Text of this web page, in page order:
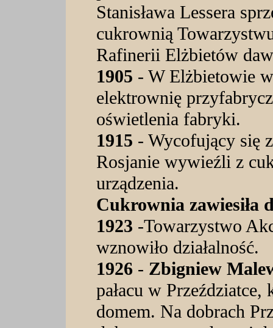
Stanisława Lessera
cukrownią
Rafinerii Elżbietów
1905 - W Elżbietowie
elektrownię
oświetlenia fabryki.
1915 - Wycofujący się
Rosjanie wywieźli z
urządzenia.
Cukrownia zawiesiła
1923 -Towarzystwo
wznowiło działalność.
1926 - Zbigniew
pałacu w
domem. Na dobrach